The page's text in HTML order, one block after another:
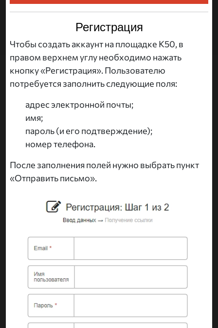
Регистрация
Чтобы создать аккаунт на площадке K50, в
правом верхнем углу необходимо нажать
кнопку «Регистрация». Пользователю
потребуется заполнить следующие поля:
адрес электронной почты;
имя;
пароль (и его подтверждение);
номер телефона.
После заполнения полей нужно выбрать пункт
«Отправить письмо».